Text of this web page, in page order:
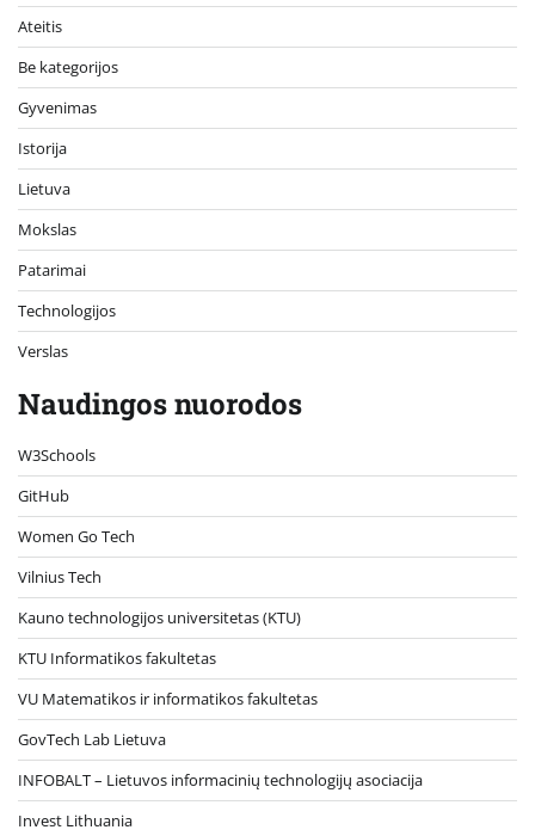
Ateitis
Be kategorijos
Gyvenimas
Istorija
Lietuva
Mokslas
Patarimai
Technologijos
Verslas
Naudingos nuorodos
W3Schools
GitHub
Women Go Tech
Vilnius Tech
Kauno technologijos universitetas (KTU)
KTU Informatikos fakultetas
VU Matematikos ir informatikos fakultetas
GovTech Lab Lietuva
INFOBALT – Lietuvos informacinių technologijų asociacija
Invest Lithuania